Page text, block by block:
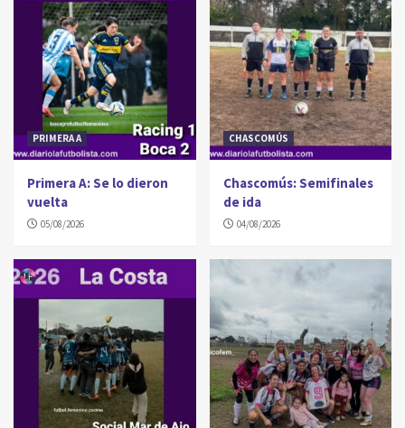
PRIMERA A
Primera A: Se lo dieron
vuelta
05/08/2026
CHASCOMÚS
Chascomús: Semifinales
de ida
04/08/2026